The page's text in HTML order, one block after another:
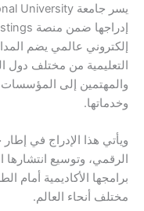
إلكتروني عالمي يضم
التعليمية من مختلف دول
والمهتمين إلى المؤسسات
وخدماتها.
ويأتي هذا الإدراج في
الرقمي، وتوسيع انتشارها
برامجها الأكاديمية أمام
مختلف أنحاء العالم.